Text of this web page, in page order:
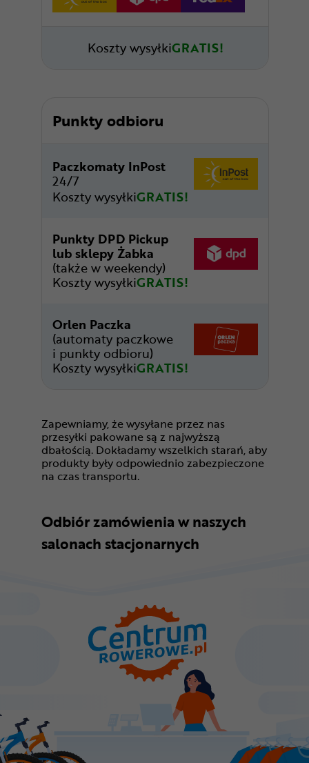
Koszty wysyłkiGRATIS!
Punkty odbioru
Paczkomaty InPost
24/7
Koszty wysyłkiGRATIS!
Punkty DPD Pickup
lub sklepy Żabka
(także w weekendy)
Koszty wysyłkiGRATIS!
Orlen Paczka
(automaty paczkowe
i punkty odbioru)
Koszty wysyłkiGRATIS!
Zapewniamy, że wysyłane przez nas
przesyłki pakowane są z najwyższą
dbałością. Dokładamy wszelkich starań, aby
produkty były odpowiednio zabezpieczone
na czas transportu.
Odbiór zamówienia w naszych
salonach stacjonarnych